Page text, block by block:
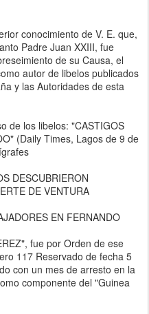
conocimiento de V. E. que,
Padre Juan XXIII, fue
de su Causa, el
autor de libelos publicados
y las Autoridades de esta
de los libelos: "CASTIGOS
(Daily Times, Lagos de 9 de
DESCUBRIERON
DE VENTURA
EN FERNANDO
fue por Orden de ese
117 Reservado de fecha 5
con un mes de arresto en la
componente del "Guinea